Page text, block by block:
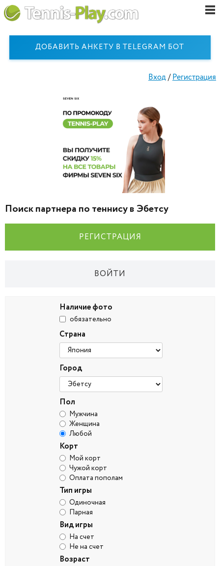
ДОБАВИТЬ АНКЕТУ В TELEGRAM БОТ
Вход/Регистрация
Поиск партнера по теннису в Эбетсу
РЕГИСТРАЦИЯ
ВОЙТИ
Наличие фото
обязательно
Страна
Город
Пол
Мужчина
Женщина
Любой
Корт
Мой корт
Чужой корт
Оплата пополам
Тип игры
Одиночная
Парная
Вид игры
На счет
Не на счет
Возраст